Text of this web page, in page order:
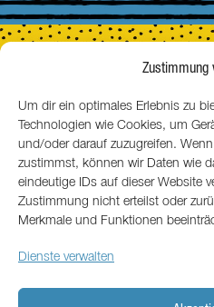
Zustimmung
Um dir ein optimales Erlebnis zu
Technologien wie Cookies, um
und/oder darauf zuzugreifen.
zustimmst, können wir Daten wie
eindeutige IDs auf dieser Website
Zustimmung nicht erteilst oder
Merkmale und Funktionen
Dienste verwalten